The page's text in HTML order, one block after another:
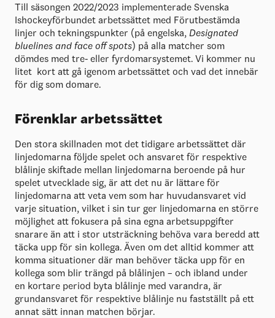
Till säsongen 2022/2023 implementerade Svenska
Ishockeyförbundet arbetssättet med Förutbestämda
linjer och tekningspunkter (på engelska, Designated
bluelines and face off spots) på alla matcher som
dömdes med tre- eller fyrdomarsystemet. Vi kommer nu
litet kort att gå igenom arbetssättet och vad det innebär
för dig som domare.
Förenklar arbetssättet
Den stora skillnaden mot det tidigare arbetssättet där
linjedomarna följde spelet och ansvaret för respektive
blålinje skiftade mellan linjedomarna beroende på hur
spelet utvecklade sig, är att det nu är lättare för
linjedomarna att veta vem som har huvudansvaret vid
varje situation, vilket i sin tur ger linjedomarna en större
möjlighet att fokusera på sina egna arbetsuppgifter
snarare än att i stor utsträckning behöva vara beredd att
täcka upp för sin kollega. Även om det alltid kommer att
komma situationer där man behöver täcka upp för en
kollega som blir trängd på blålinjen – och ibland under
en kortare period byta blålinje med varandra, är
grundansvaret för respektive blålinje nu fastställt på ett
annat sätt innan matchen börjar.